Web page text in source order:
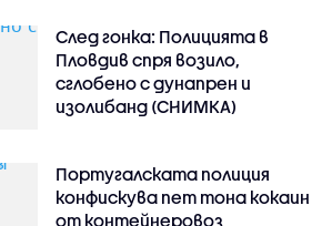
След гонка: Полицията в
Пловдив спря возило,
сглобено с дунапрен и
изолибанд (СНИМКА)
Португалската полиция
конфискува пет тона кокаин
от контейнеровоз